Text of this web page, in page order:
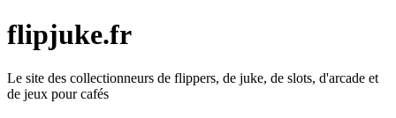
flipjuke.fr
Le site des collectionneurs de flippers, de juke, de slots, d'arcade et
de jeux pour cafés